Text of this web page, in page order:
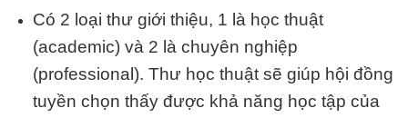
Có 2 loại thư giới thiệu, 1 là học thuật
(academic) và 2 là chuyên nghiệp
(professional). Thư học thuật sẽ giúp hội đồng
tuyền chọn thấy được khả năng học tập của